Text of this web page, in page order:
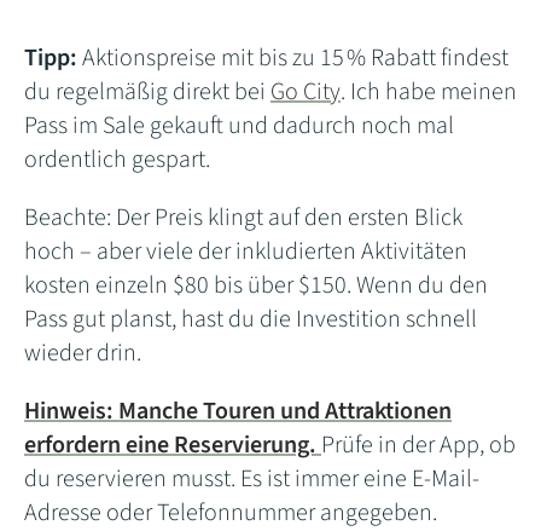
Tipp:Aktionspreise mit bis zu 15 % Rabatt findest
du regelmäßig direkt bei Go City. Ich habe meinen
Pass im Sale gekauft und dadurch noch mal
ordentlich gespart.
Beachte: Der Preis klingt auf den ersten Blick
hoch – aber viele der inkludierten Aktivitäten
kosten einzeln $80 bis über $150. Wenn du den
Pass gut planst, hast du die Investition schnell
wieder drin.
Hinweis: Manche Touren und Attraktionen
erfordern eine Reservierung. Prüfe in der App, ob
du reservieren musst. Es ist immer eine E-Mail-
Adresse oder Telefonnummer angegeben.